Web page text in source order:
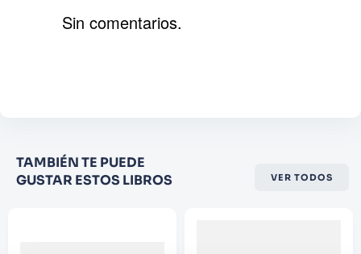
Califique el producto de 1 a 5
estrellas
Sin comentarios.
TAMBIÉN TE PUEDE
GUSTAR ESTOS LIBROS
VER TODOS